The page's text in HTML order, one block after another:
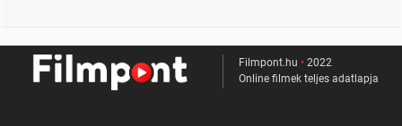
Filmpont.hu• 2022
Online filmek teljes adatlapja